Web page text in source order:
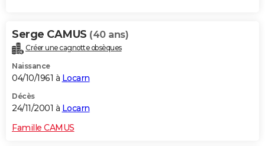
Serge CAMUS (40 ans)
Créer une cagnotte obsèques
Naissance
04/10/1961 à Locarn
Décès
24/11/2001 à Locarn
Famille CAMUS